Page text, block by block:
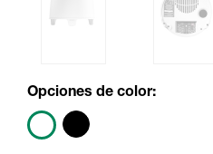
Opciones de color: